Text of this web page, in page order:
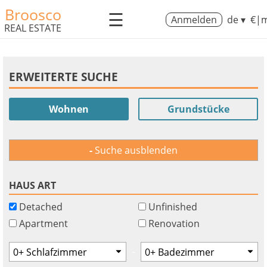
Broosco
REAL ESTATE ☰ Anmelden de ▾
ERWEITERTE SUCHE
Wohnen Grundstücke
Suche ausblenden
HAUS ART
Detached
Apartment
Unfinished
Renovation